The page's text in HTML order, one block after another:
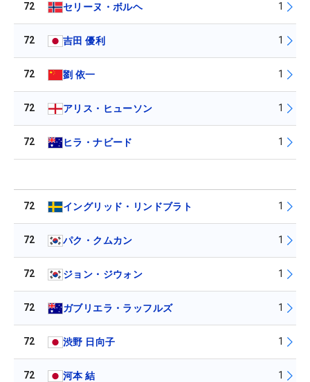
72 セリーヌ・ボルヘ 1
72 吉田 優利 1
72 劉 依一 1
72 アリス・ヒューソン 1
72 ヒラ・ナビード 1
72 イングリッド・リンドブラト 1
72 パク・クムカン 1
72 ジョン・ジウォン 1
72 ガブリエラ・ラッフルズ 1
72 渋野 日向子 1
72 河本 結 1